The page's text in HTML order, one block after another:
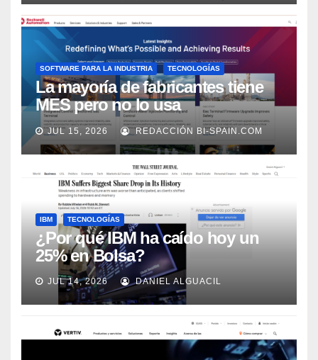
SOFTWARE PARA LA INDUSTRIA TECNOLOGÍAS
La mayoría de fabricantes tiene
MES pero no lo usa
adecuadamente, según Rockwell
Automation
JUL 15, 2026 REDACCIÓN BI-SPAIN.COM
IBM TECNOLOGÍAS
¿Por qué IBM ha caído hoy un
25% en Bolsa?
JUL 14, 2026 DANIEL ALGUACIL